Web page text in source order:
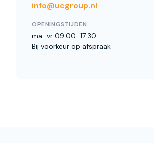
info@ucgroup.nl
OPENINGSTIJDEN
ma–vr 09:00–17:30
Bij voorkeur op afspraak